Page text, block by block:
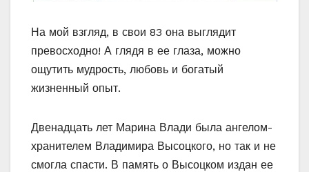
На мой взгляд, в свои 83 она выглядит
превосходно! А глядя в ее глаза, можно
ощутить мудрость, любовь и богатый
жизненный опыт.
Двенадцать лет Марина Влади была ангелом-
хранителем Владимира Высоцкого, но так и не
смогла спасти. В память о Высоцком издан ее